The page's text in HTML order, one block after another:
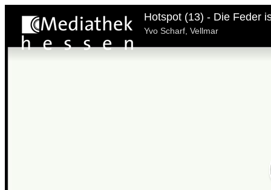
Hotspot (13) - Die Feder
Yvo Scharf, Vellmar